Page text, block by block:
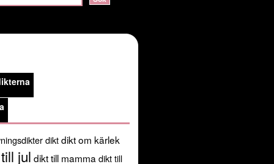
alert handshake failure in
share/pear:/usr/share/php') in
diktdikt om kärlek
jul dikt till mamma dikt till